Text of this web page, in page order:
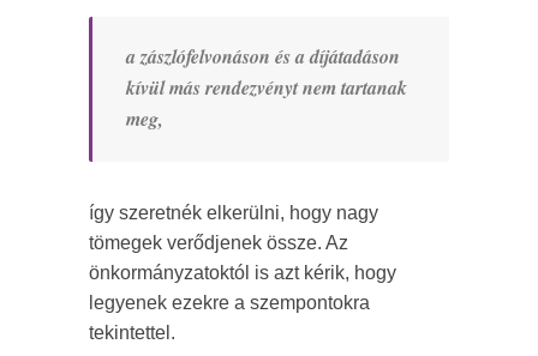
a zászlófelvonáson és a díjátadáson
kívül más rendezvényt nem tartanak
meg,
így szeretnék elkerülni, hogy nagy
tömegek verődjenek össze. Az
önkormányzatoktól is azt kérik, hogy
legyenek ezekre a szempontokra
tekintettel.